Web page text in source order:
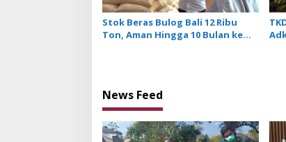
Stok Beras Bulog Bali 12 Ribu
Ton, Aman Hingga 10 Bulan ke
News Feed